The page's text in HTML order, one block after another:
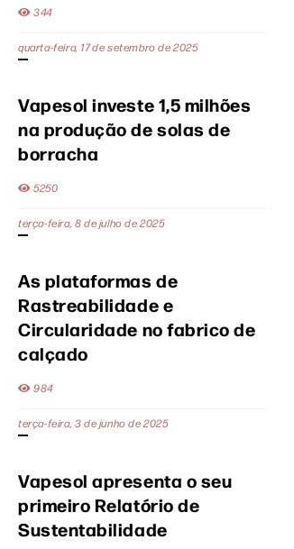
344
quarta-feira, 17 de setembro de 2025
Vapesol investe 1,5 milhões
na produção de solas de
borracha
5250
terça-feira, 8 de julho de 2025
As plataformas de
Rastreabilidade e
Circularidade no fabrico de
calçado
984
terça-feira, 3 de junho de 2025
Vapesol apresenta o seu
primeiro Relatório de
Sustentabilidade